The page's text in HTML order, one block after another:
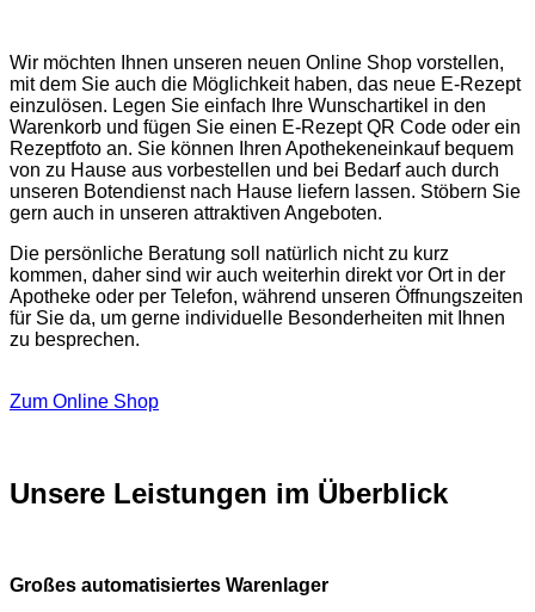
Wir möchten Ihnen unseren neuen Online Shop vorstellen,
mit dem Sie auch die Möglichkeit haben, das neue E-Rezept
einzulösen. Legen Sie einfach Ihre Wunschartikel in den
Warenkorb und fügen Sie einen E-Rezept QR Code oder ein
Rezeptfoto an. Sie können Ihren Apothekeneinkauf bequem
von zu Hause aus vorbestellen und bei Bedarf auch durch
unseren Botendienst nach Hause liefern lassen. Stöbern Sie
gern auch in unseren attraktiven Angeboten.
Die persönliche Beratung soll natürlich nicht zu kurz
kommen, daher sind wir auch weiterhin direkt vor Ort in der
Apotheke oder per Telefon, während unseren Öffnungszeiten
für Sie da, um gerne individuelle Besonderheiten mit Ihnen
zu besprechen.
Zum Online Shop
Unsere Leistungen im Überblick
Großes automatisiertes Warenlager